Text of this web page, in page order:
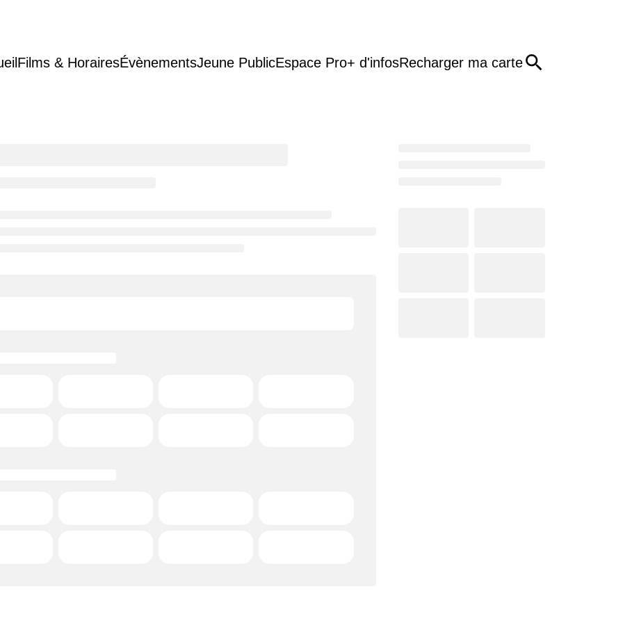
Films & HorairesÉvènementsJeune PublicEspace Pro+ d'infosRecharger ma carte